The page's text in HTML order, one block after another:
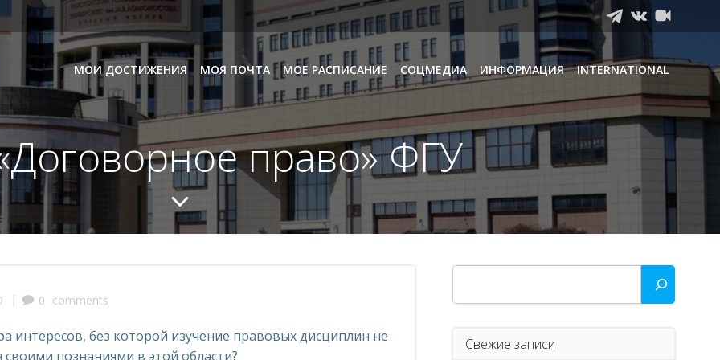
МОИ ДОСТИЖЕНИЯ МОЯ ПОЧТА МОЕ РАСПИСАНИЕ СОЦМЕДИА ИНФОРМАЦИЯ INTERNATIONAL
право» ФГУ
| 0 comments
интересов, без которой изучение правовых дисциплин не
познаниями в этой области?
Поиск
Свежие записи